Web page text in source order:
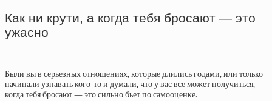
Как ни крути, а когда тебя бросают — это
ужасно
Были вы в серьезных отношениях, которые длились годами, или только
начинали узнавать кого-то и думали, что у вас все может получиться,
когда тебя бросают — это сильно бьет по самооценке.